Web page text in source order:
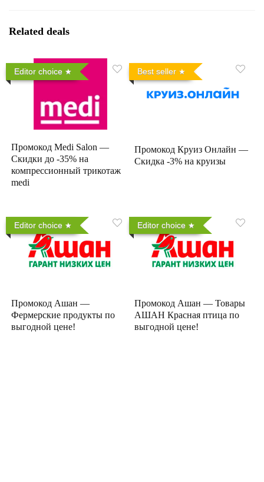
Related deals
Editor choice
Промокод Medi Salon —
Скидки до -35% на
компрессионный трикотаж
medi
Best seller
Промокод Круиз Онлайн —
Скидка -3% на круизы
Editor choice
Промокод Ашан —
Фермерские продукты по
выгодной цене!
Editor choice
Промокод Ашан — Товары
АШАН Красная птица по
выгодной цене!